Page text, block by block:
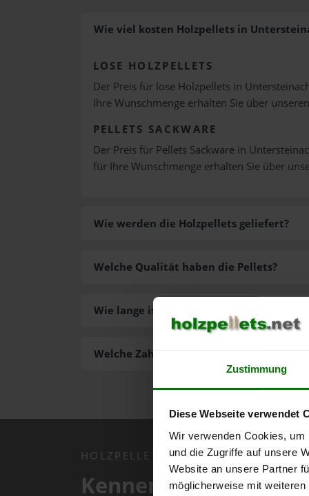
Zustimmung
Diese Webseite verwendet
Wir verwenden Cookies,
und die Zugriffe auf unsere
Website an unsere Partner
möglicherweise mit
Wie viel kosten Holzpellets in
LOSE HOLZPELLETS
Der Preis für lose Holzpellets in
Ihre Wunschmenge erhalten Sie über unseren
PELLETS SACKWARE
Der Preis für Pellets Sackware in
für Ihre Wunschmenge erhalten Sie über
Wie werden die Holzpellets geliefert?
Welche Zahlungsarten gibt es?
Welche Qualität haben die Pellets?
Wie lange ist die Lieferzeit der Pellets?
HOLZPELLETS.NET APP
Kennen Sie schon